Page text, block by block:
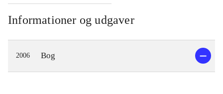
Informationer og udgaver
2006 Bog